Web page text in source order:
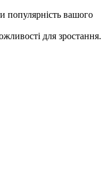
популярність вашого
для зростання.